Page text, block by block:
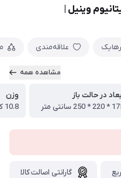
نیچرهایک ویلیج 5 تیتانیوم وینیل |
علاقه‌مندی
مشاهده همه
در حالت باز
* 250 سانتی متر
وزن
10.8 کیلو گرم
گارانتی اصالت کالا